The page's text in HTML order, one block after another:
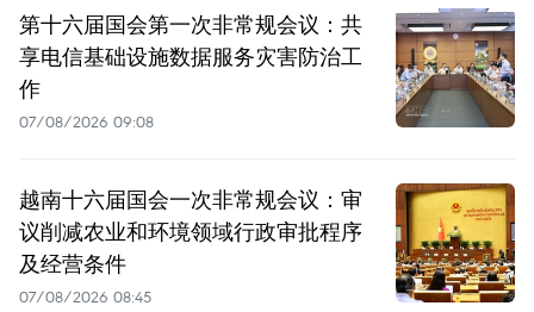
第十六届国会第一次非常规会议：共
享电信基础设施数据服务灾害防治工
作
07/08/2026 09:08
越南十六届国会一次非常规会议：审
议削减农业和环境领域行政审批程序
及经营条件
07/08/2026 08:45